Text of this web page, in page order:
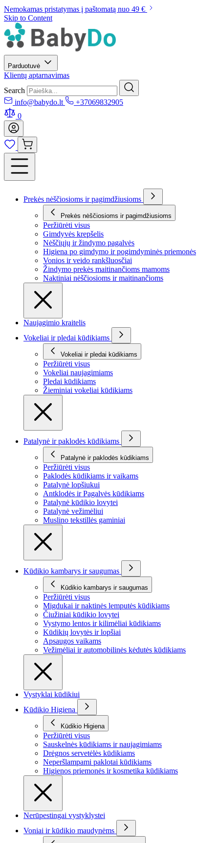
Nemokamas pristatymas į paštomatą nuo 49 €
Skip to Content
Parduotuvė
Klientų aptarnavimas
Search
info@babydo.lt
+37069832905
0
Prekės nėščiosioms ir pagimdžiusioms
Prekės nėščiosioms ir pagimdžiusioms
Peržiūrėti visus
Gimdyvės krepšelis
Nėščiųjų ir žindymo pagalvės
Higiena po gimdymo ir pogimdyminės priemonės
Vonios ir veido rankšluosčiai
Žindymo prekės maitinančioms mamoms
Naktiniai nėščiosioms ir maitinančioms
Naujagimio kraitelis
Vokeliai ir pledai kūdikiams
Vokeliai ir pledai kūdikiams
Peržiūrėti visus
Vokeliai naujagimiams
Pledai kūdikiams
Žieminiai vokeliai kūdikiams
Patalynė ir paklodės kūdikiams
Patalynė ir paklodės kūdikiams
Peržiūrėti visus
Paklodės kūdikiams ir vaikams
Patalynė lopšiukui
Antklodės ir Pagalvės kūdikiams
Patalynė kūdikio lovytei
Patalynė vežimėliui
Muslino tekstillės gaminiai
Kūdikio kambarys ir saugumas
Kūdikio kambarys ir saugumas
Peržiūrėti visus
Migdukai ir naktinės lemputės kūdikiams
Čiužiniai kūdikio lovytei
Vystymo lentos ir kilimėliai kūdikiams
Kūdikių lovytės ir lopšiai
Apsaugos vaikams
Vežimėliai ir automobilinės kėdutės kūdikiams
Vystyklai kūdikiui
Kūdikio Higiena
Kūdikio Higiena
Peržiūrėti visus
Sauskelnės kūdikiams ir naujagimiams
Drėgnos servetėlės kūdikiams
Neperšlampami paklotai kūdikiams
Higienos priemonės ir kosmetika kūdikiams
Nerūpestingai vystyklystei
Voniai ir kūdikio maudynėms